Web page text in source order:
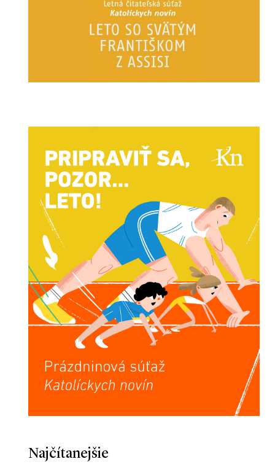
Najčítanejšie